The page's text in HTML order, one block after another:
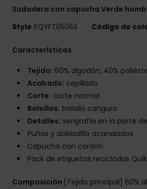
Sudadera con capucha Verde
Style EQYFT05053 Código de
Características
Tejido: 60% algodón, 40%
Acabado: cepillado
Corte: corte normal
Bolsillos: bolsillo canguro
Detalles: serigrafía en la parte
Puños y dobladillo acanalados
Capucha con cordón
Pack de etiquetas recicladas
Composición [Tejido principal] 60%